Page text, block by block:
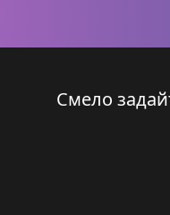
Смело